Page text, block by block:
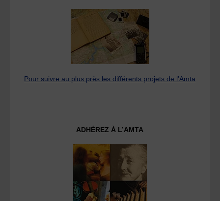
Pour suivre au plus près les différents projets de l’Amta
ADHÉREZ À L’AMTA